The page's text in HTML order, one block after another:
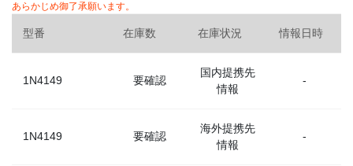
あらかじめ御了承願います。
型番 在庫数 在庫状況 情報日時
1N4149 要確認
国内提携先
情報
-
1N4149 要確認
海外提携先
情報
-